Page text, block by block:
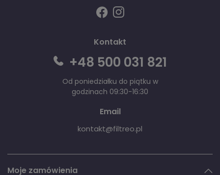
Kontakt
+48 500 031 821
Od poniedziałku do piątku w
godzinach 09:30-16:30
Email
kontakt@filtreo.pl
Moje zamówienia